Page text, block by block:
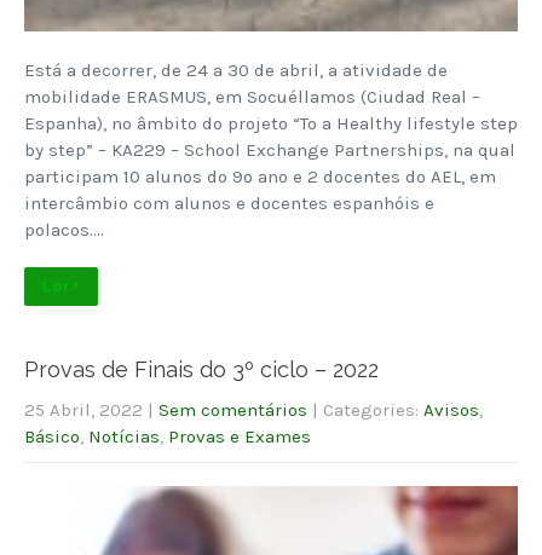
Está a decorrer, de 24 a 30 de abril, a atividade de
mobilidade ERASMUS, em Socuéllamos (Ciudad Real –
Espanha), no âmbito do projeto “To a Healthy lifestyle step
by step” – KA229 – School Exchange Partnerships, na qual
participam 10 alunos do 9º ano e 2 docentes do AEL, em
intercâmbio com alunos e docentes espanhóis e
polacos….
Ler +
Provas de Finais do 3º ciclo – 2022
25 Abril, 2022 | Sem comentários | Categories: Avisos
Básico Notícias Provas e Exames